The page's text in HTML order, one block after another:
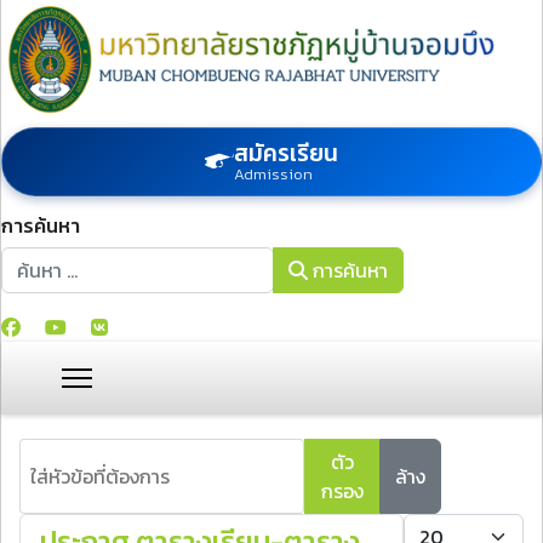
สมัครเรียน
Admission
การค้นหา
การค้นหา
การค้นหา
ตัว
กรอง
ล้าง
แสดง #